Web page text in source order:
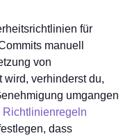
für
manuell
von
verhinderst du,
umgangen
Richtlinienregeln
dass